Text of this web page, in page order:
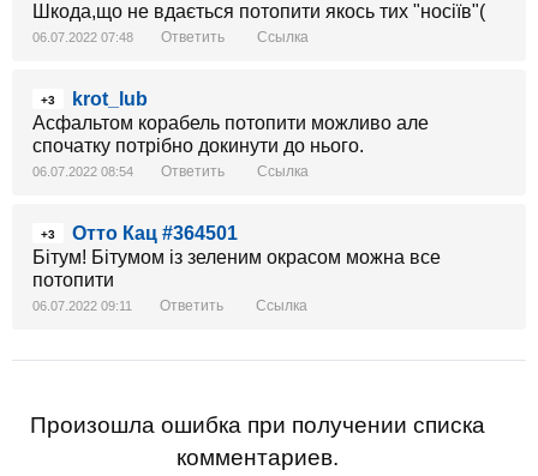
Шкода,що не вдається потопити якось тих "носіїв"(
06.07.2022 07:48 Ответить Ссылка
+3
krot_lub
Асфальтом корабель потопити можливо але
спочатку потрібно докинути до нього.
06.07.2022 08:54 Ответить Ссылка
+3
Отто Кац #364501
Бітум! Бітумом із зеленим окрасом можна все
потопити
06.07.2022 09:11 Ответить Ссылка
Произошла ошибка при получении списка
комментариев.